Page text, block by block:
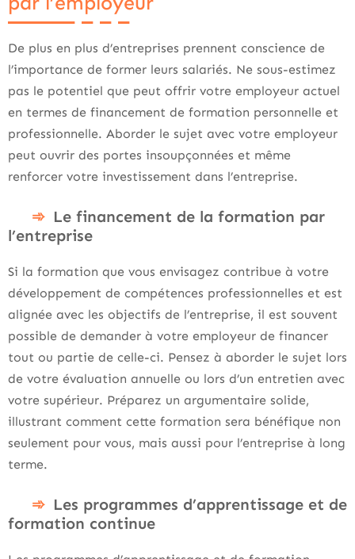
De plus en plus d’entreprises prennent conscience de
l’importance de former leurs salariés. Ne sous-estimez
pas le potentiel que peut offrir votre employeur actuel
en termes de financement de formation personnelle et
professionnelle. Aborder le sujet avec votre employeur
peut ouvrir des portes insoupçonnées et même
renforcer votre investissement dans l’entreprise.
Le financement de la formation par
l’entreprise
Si la formation que vous envisagez contribue à votre
développement de compétences professionnelles et est
alignée avec les objectifs de l’entreprise, il est souvent
possible de demander à votre employeur de financer
tout ou partie de celle-ci. Pensez à aborder le sujet lors
de votre évaluation annuelle ou lors d’un entretien avec
votre supérieur. Préparez un argumentaire solide,
illustrant comment cette formation sera bénéfique non
seulement pour vous, mais aussi pour l’entreprise à long
terme.
Les programmes d’apprentissage et de
formation continue